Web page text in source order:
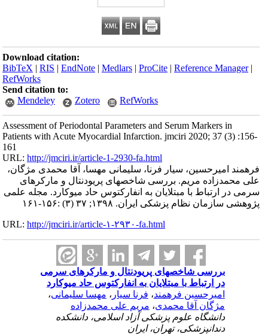
Download citation:
BibTeX |RIS |EndNote |Medlars |ProCite |Reference Manager
RefWorks
Send citation to:
Mendeley
Zotero RefWorks
Assessment of Periodontal Parameters and Serum Markers in
Patients with Acute Myocardial Infarction. jmciri 2020; 37 (3) :156-
161
URL:http://jmciri.ir/article-1-2930-fa.html
فرهمند امیرحسین، سیار فرنا، سلیمانی مهسا، آقا محمدی مژگان،
علی محمدزاده مریم. بررسی شاخصهای پریودنتال و مارکرهای
سرمی در ارتباط با مبتلایان به انفارکتوس حاد میوکارد. مجله علمی
پژوهشی سازمان نظام پزشکی ایران. ۱۳۹۸; ۳۷ (۳) :۱۵۶-۱۶۱
URL:http://jmciri.ir/article-۱-۲۹۳۰-fa.html
بررسی شاخصهای پریودنتال و مارکرهای سرمی
در ارتباط با مبتلایان به انفارکتوس حاد میوکارد
امیرحسین فرهمند،فرنا سیار، مهسا سلیمانی،
مژگان آقا محمدی،مریم علی محمدزاده
دانشگاه علوم پزشکی آزاد اسلامی، دانشکده
دندانپزشکی، تهران، ایران